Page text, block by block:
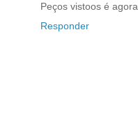
Peços vistoos é agora
Responder